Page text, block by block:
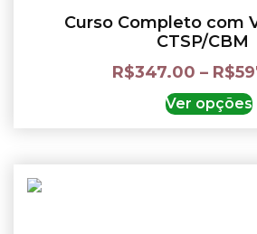
Curso Completo com
CTSP/CBM
R$347.00 – R$
Ver opções